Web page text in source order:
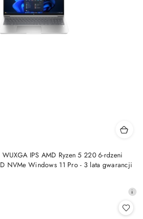
IPS AMD Ryzen 5 220 6-rdzeni
NVMe Windows 11 Pro - 3 lata gwarancji